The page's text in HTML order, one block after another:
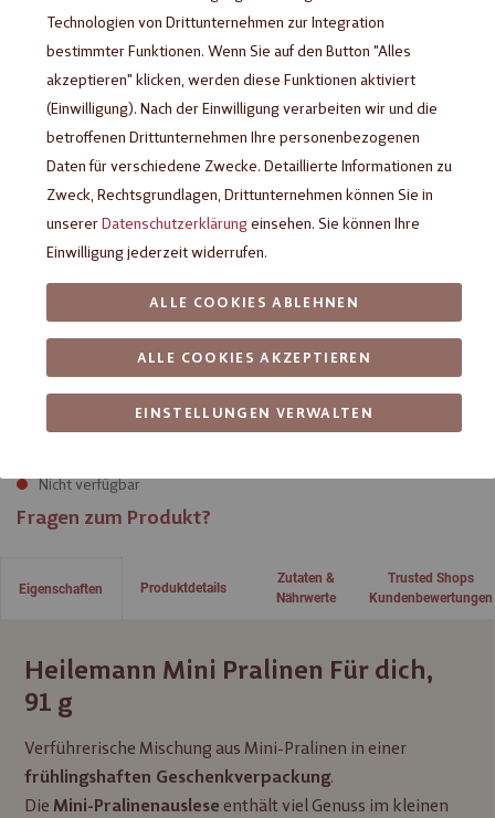
Heilemann Mini Pralinen Für dich,
91 g
Versandkosten
Nicht verfügbar
Fragen zum Produkt?
Eigenschaften
Heilemann Mini Pralinen Für dich,
91 g
Verführerische Mischung aus Mini-Pralinen in einer
frühlingshaften Geschenkverpackung.
Die Mini-Pralinenauslese enthält viel Genuss im kleinen
Produktdetails
Zutaten &
Nährwerte
Trusted Shops
Kundenbewertungen
Technologien von Drittunternehmen zur Integration
bestimmter Funktionen. Wenn Sie auf den Button "Alles
akzeptieren" klicken, werden diese Funktionen aktiviert
(Einwilligung). Nach der Einwilligung verarbeiten wir und die
betroffenen Drittunternehmen Ihre personenbezogenen
Daten für verschiedene Zwecke. Detaillierte Informationen zu
Zweck, Rechtsgrundlagen, Drittunternehmen können Sie in
unsererDatenschutzerklärungeinsehen. Sie können Ihre
Einwilligung jederzeit widerrufen.
EINSTELLUNGEN VERWALTEN
ALLE COOKIES AKZEPTIEREN
ALLE COOKIES ABLEHNEN